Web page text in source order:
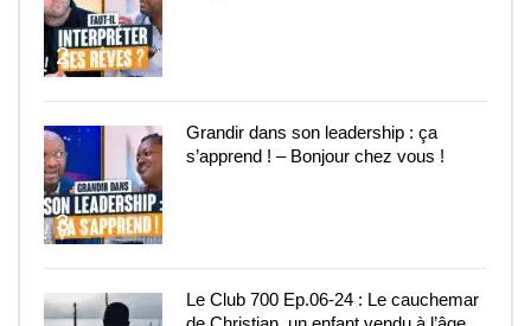
2
3
Grandir dans son leadership : ça
s’apprend ! – Bonjour chez vous !
Le Club 700 Ep.06-24 : Le cauchemar